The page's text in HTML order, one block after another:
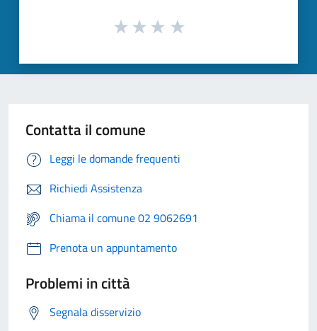
Contatta il comune
Leggi le domande frequenti
Richiedi Assistenza
Chiama il comune 02 9062691
Prenota un appuntamento
Problemi in città
Segnala disservizio